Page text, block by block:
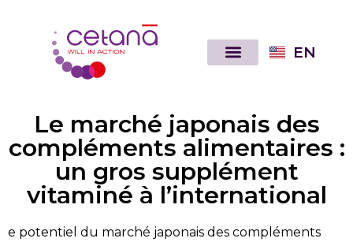
EN
Le marché japonais des
compléments alimentaires :
un gros supplément
vitaminé à l’international
e potentiel du marché japonais des compléments